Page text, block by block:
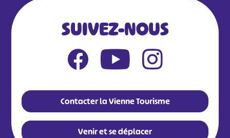
SUIVEZ-NOUS
Contacter la Vienne Tourisme
Venir et se déplacer